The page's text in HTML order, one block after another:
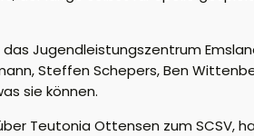
Jugendleistungszentrum
Steffen Schepers, Ben
sie können.
Teutonia Ottensen zum SCSV,